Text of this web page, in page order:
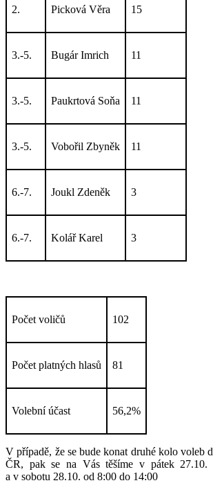
2. Picková Věra 15
3.-5. Bugár Imrich 11
3.-5. Paukrtová Soňa 11
3.-5. Vobořil Zbyněk 11
6.-7. Joukl Zdeněk 3
6.-7. Kolář Karel 3
Počet voličů 102
Počet platných hlasů 81
Volební účast 56,2%
V případě, že se bude konat druhé kolo voleb
ČR, pak se na Vás těšíme v pátek
a v sobotu 28.10. od 8:00 do 14:00